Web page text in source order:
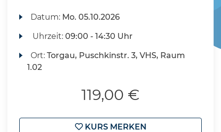
Datum: Mo. 05.10.2026
Uhrzeit:09:00 - 14:30 Uhr
Ort:Torgau, Puschkinstr. 3, VHS, Raum
1.02
119,00 €
KURS MERKEN